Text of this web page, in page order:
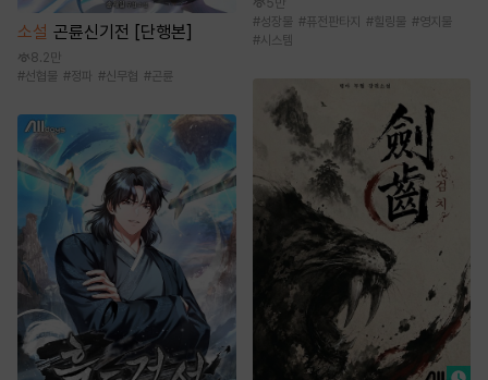
소설 곤륜신기전 [단행본]
8.2만
#선협물 #정파 #신무협 #곤륜
5만
#성장물 #퓨전판타지 #힐링물 #영지물
#시스템